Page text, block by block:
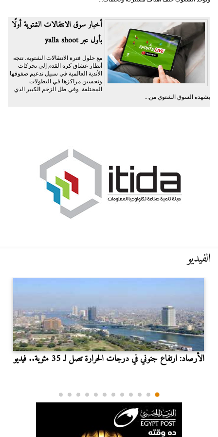
أخبار سوق الانتقالات الشتوية أولًا
بأول عبر yalla shoot
مع حلول فترة الانتقالات الشتوية، تتجه
أنظار عشاق كرة القدم إلى تحركات
الأندية العالمية في سبيل تدعيم صفوفها
وتحسين مراكزها في البطولات
المختلفة. وفي ظل الزخم الكبير الذي
يشهده السوق الشتوي من...
الفيديو
الأرصاد: ارتفاع جنوني في درجات الحرارة تصل لـ 35 مئوية.. فيديو